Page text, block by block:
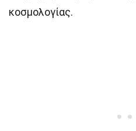
κοσμολογίας.